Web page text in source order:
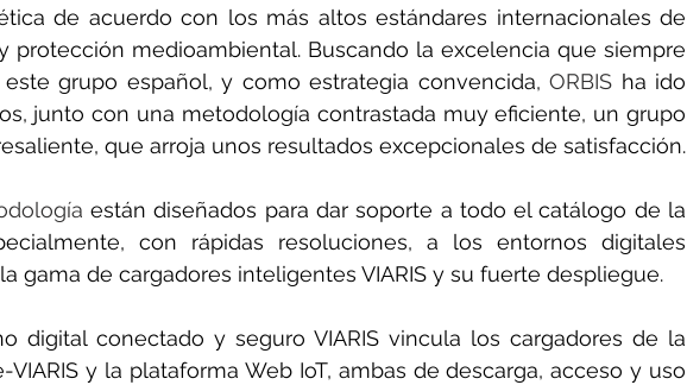
de acuerdo con los más altos estándares internacionales de
protección medioambiental. Buscando la excelencia que siempre
grupo español, y como estrategia convencida, ORBIS ha ido
junto con una metodología contrastada muy eficiente, un grupo
que arroja unos resultados excepcionales de satisfacción.
están diseñados para dar soporte a todo el catálogo de la
con rápidas resoluciones, a los entornos digitales
gama de cargadores inteligentes VIARIS y su fuerte despliegue.
digital conectado y seguro VIARIS vincula los cargadores de la
VIARIS y la plataforma Web IoT, ambas de descarga, acceso y uso